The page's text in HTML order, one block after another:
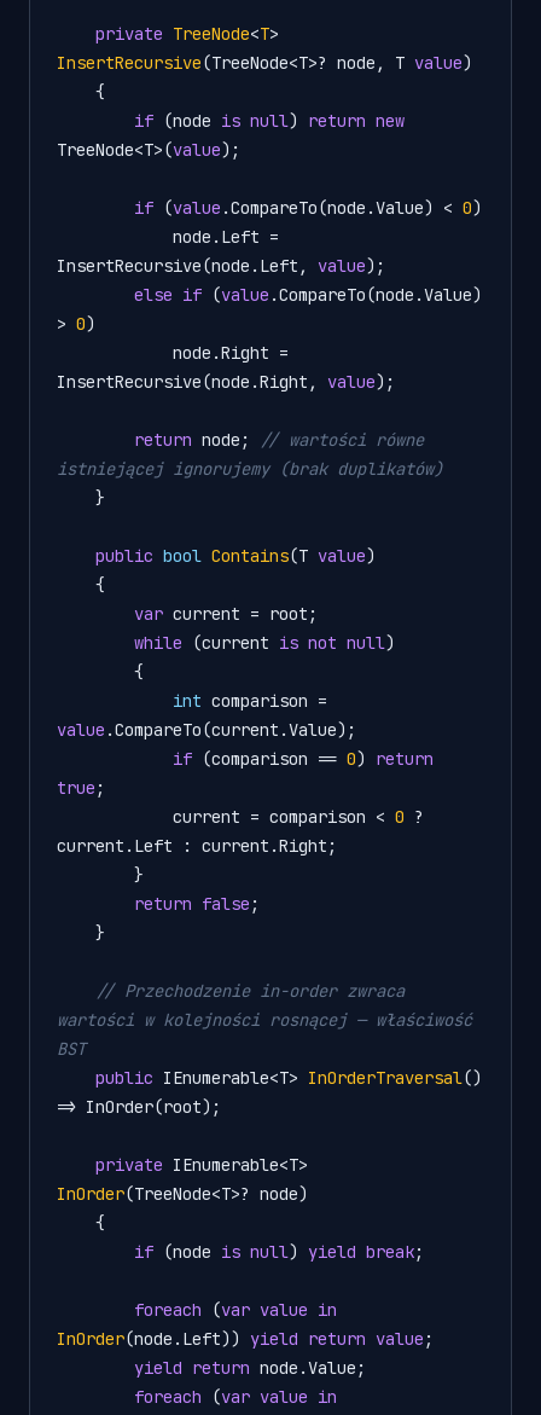
private TreeNode<T
InsertRecursive(TreeNode<T>? node, T value)
if (node is null) return new
TreeNode<T>(value);
if (value .CompareTo(node.Value) < 0)
InsertRecursive(node.Left, value);
else if (value .CompareTo(node.Value)
> 0)
InsertRecursive(node.Right, value);
return node;
// wartości równe
istniejącej ignorujemy (brak duplikatów)
public bool Contains(T value)
var current = root;
while (current is not null)
int
value .CompareTo(current.Value);
if (comparison == 0) return
true ;
            current = comparison <
0 ?
current.Left : current.Right;
return false ;
// Przechodzenie in-order zwraca
wartości w kolejności rosnącej — właściwość
BST
public IEnumerable<T> InOrderTraversal()
=> InOrder(root);
private
InOrder(TreeNode<T>? node)
if (node is null) yield break;
foreach (var value in
InOrder(node.Left)) yield return value ;
yield return node.Value;
foreach (var value in